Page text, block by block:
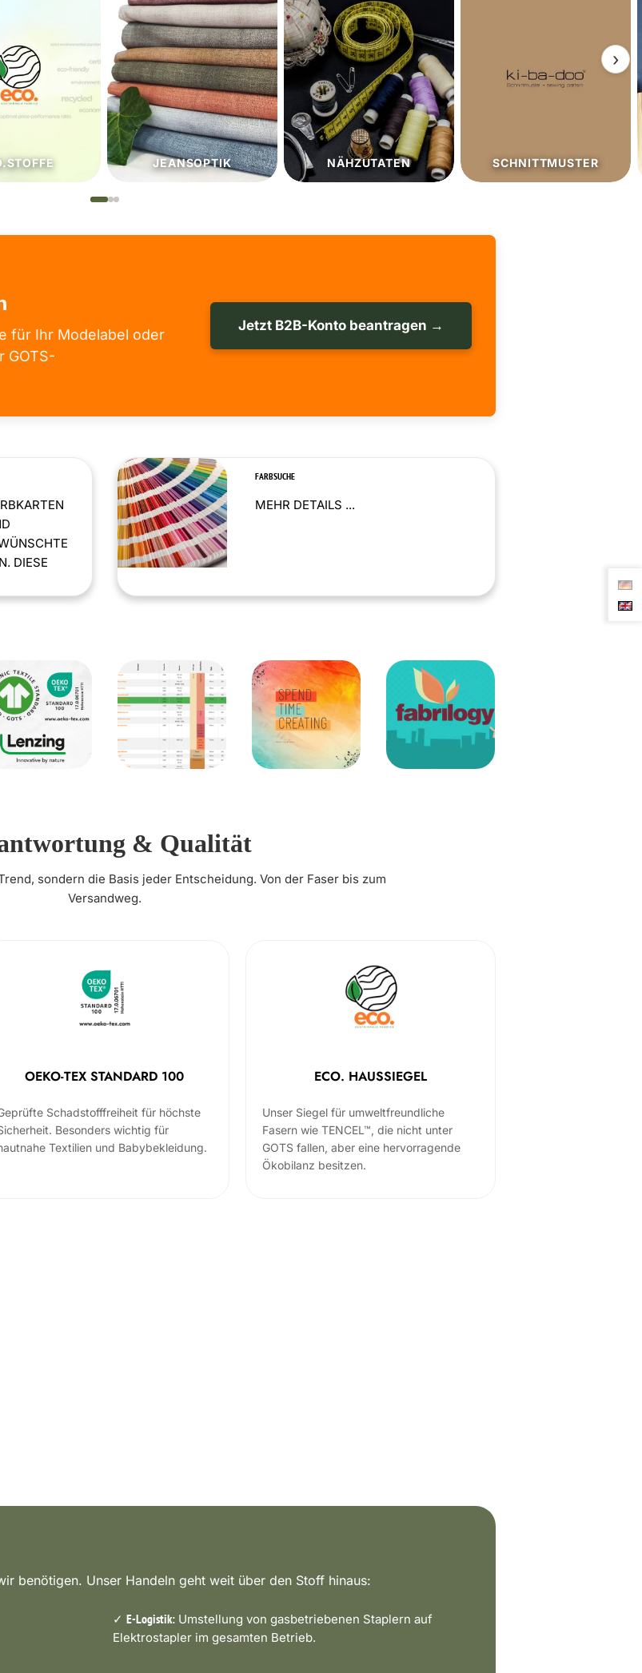
NÄHZUTATEN SCHNITTMUSTER SALE%
›
für Ihr Modelabel oder
GOTS-
Jetzt B2B-Konto beantragen →
DIESE
FARBSUCHE
MEHR DETAILS ...
& Qualität
sondern die Basis jeder Entscheidung. Von der Faser bis zum
Versandweg.
OEKO-TEX STANDARD 100
Schadstofffreiheit für höchste
Besonders wichtig für
Textilien und Babybekleidung.
ECO. HAUSSIEGEL
Unser Siegel für umweltfreundliche
Fasern wie TENCEL™, die nicht unter
GOTS fallen, aber eine hervorragende
Ökobilanz besitzen.
benötigen. Unser Handeln geht weit über den Stoff hinaus:
✓ E-Logistik: Umstellung von gasbetriebenen Staplern auf
Elektrostapler im gesamten Betrieb.